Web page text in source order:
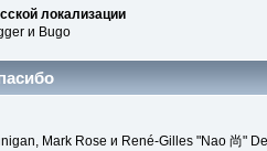
локализации
и Bugo
Mark Rose и René-Gilles "Nao 尚"